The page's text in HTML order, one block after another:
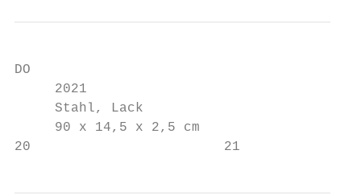
DO
     2021
     Stahl, Lack
     90 x 14,5 x 2,5 cm
20                        21